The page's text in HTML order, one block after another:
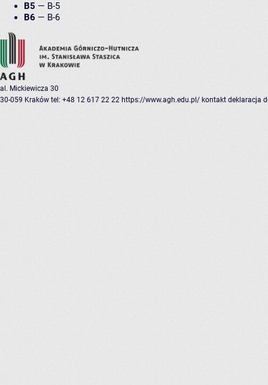
B5 — B-5
B6 — B-6
al. Mickiewicza 30
30-059 Kraków tel: +48 12 617 22 22 https://www.agh.edu.pl/ kontakt deklaracja